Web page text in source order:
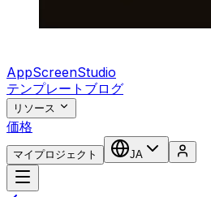
AppScreenStudio
テンプレート ブログ
リソース
価格
マイプロジェクト JA